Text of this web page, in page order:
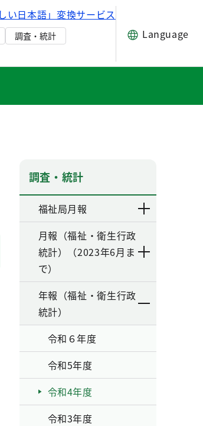
い日本語」変換サービス
調査・統計
Language
調査・統計
福祉局月報
月報（福祉・衛生行政
統計）（2023年6月ま
で）
年報（福祉・衛生行政
統計）
令和６年度
令和5年度
令和4年度
令和3年度